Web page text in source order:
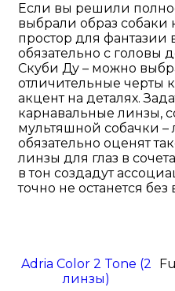
Если вы решили
выбрали образ собаки
простор для фантазии
обязательно с головы
Скуби Ду – можно
отличительные черты
акцент на деталях.
карнавальные линзы,
мультяшной собачки –
обязательно оценят
линзы для глаз в
в тон создадут
точно не останется
Adria Color 2 Tone (2
линзы)